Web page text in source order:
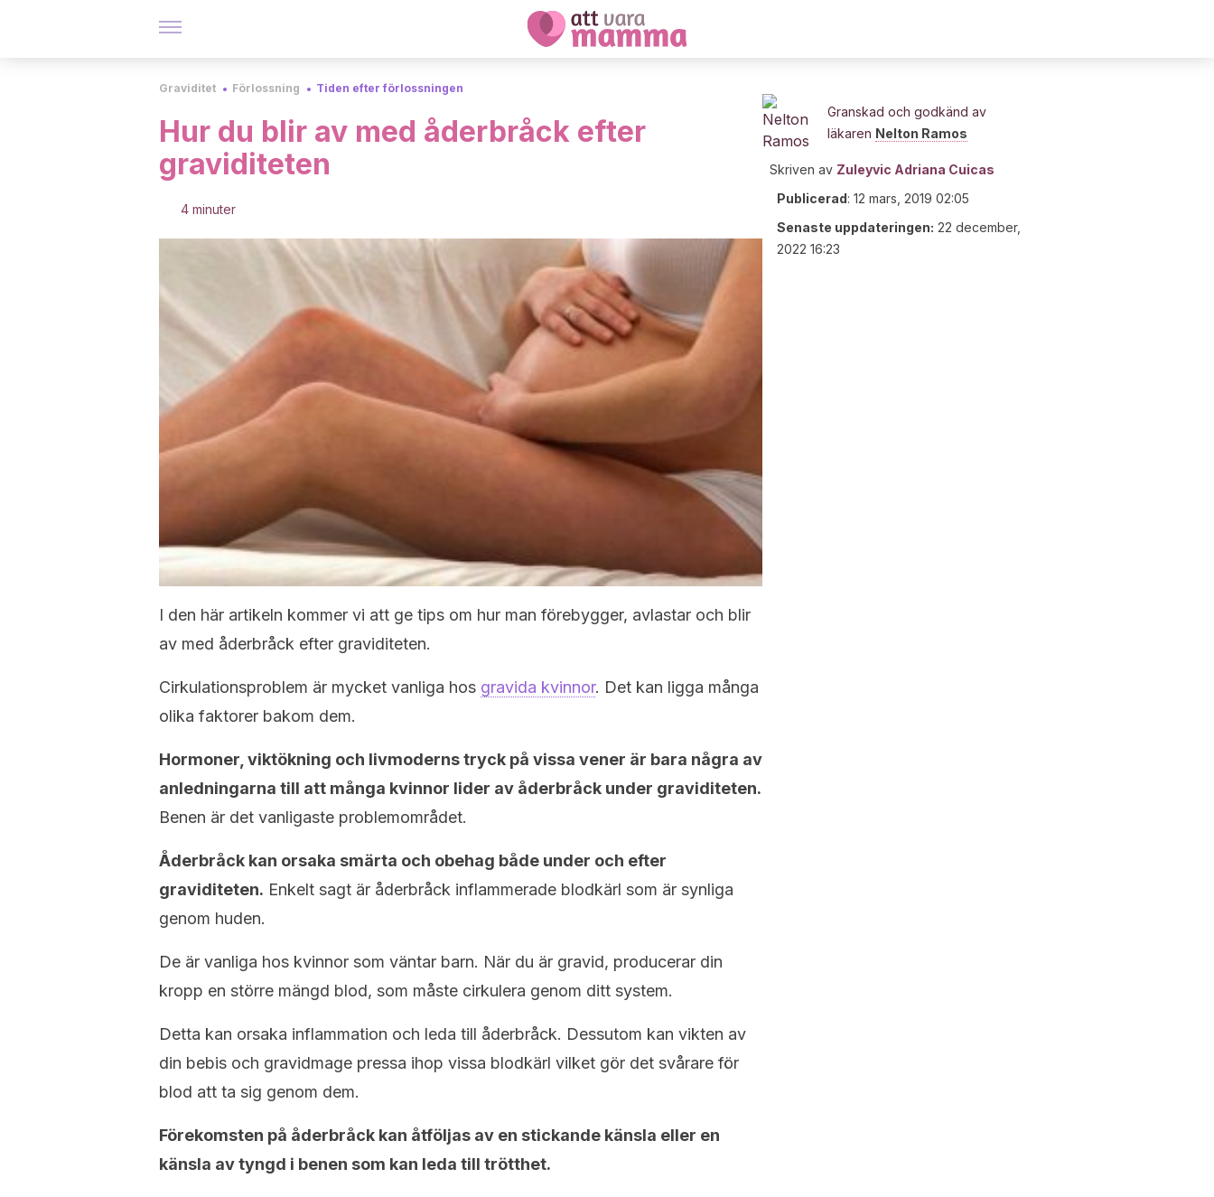
Graviditet Förlossning Tiden efter förlossningen
Hur du blir av med åderbråck efter
graviditeten
4 minuter
I den här artikeln kommer vi att ge tips om hur man förebygger, avlastar och blir
av med åderbråck efter graviditeten.
Cirkulationsproblem är mycket vanliga hos gravida kvinnor. Det kan ligga många
olika faktorer bakom dem.
Hormoner, viktökning och livmoderns tryck på vissa vener är bara några av
anledningarna till att många kvinnor lider av åderbråck under graviditeten.
Benen är det vanligaste problemområdet.
Åderbråck kan orsaka smärta och obehag både under och efter
graviditeten. Enkelt sagt är åderbråck inflammerade blodkärl som är synliga
genom huden.
De är vanliga hos kvinnor som väntar barn. När du är gravid, producerar din
kropp en större mängd blod, som måste cirkulera genom ditt system.
Detta kan orsaka inflammation och leda till åderbråck. Dessutom kan vikten av
din bebis och gravidmage pressa ihop vissa blodkärl vilket gör det svårare för
blod att ta sig genom dem.
Förekomsten på åderbråck kan åtföljas av en stickande känsla eller en
känsla av tyngd i benen som kan leda till trötthet.
Granskad och godkänd av
läkaren Nelton Ramos
Skriven av Zuleyvic Adriana Cuicas
Publicerad: 12 mars, 2019 02:05
Senaste uppdateringen: 22 december,
2022 16:23